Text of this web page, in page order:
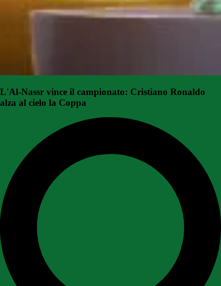
L'Al-Nassr vince il campionato: Cristiano Ronaldo
alza al cielo la Coppa